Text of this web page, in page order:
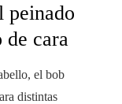
peinado
cara
el bob
distintas